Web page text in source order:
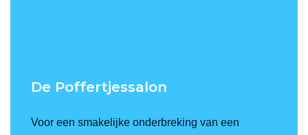
De Poffertjessalon
Voor een smakelijke onderbreking van een